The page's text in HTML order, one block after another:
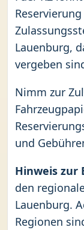
Lauenburg,
vergeben
Nimm zur
und
Hinweis zur
den
Lauenburg.
Regionen